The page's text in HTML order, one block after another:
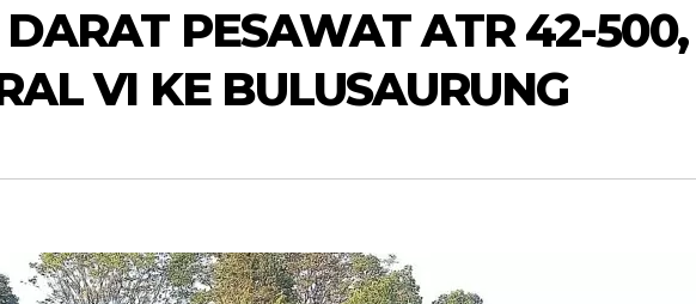
PESAWAT ATR 42-
VI KE BULUSAURUNG